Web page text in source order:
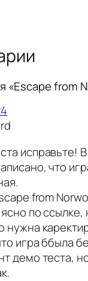
«Escape from
исправьте!
что
from
по ссылке,
нужна
игра ббыла
демо теста,